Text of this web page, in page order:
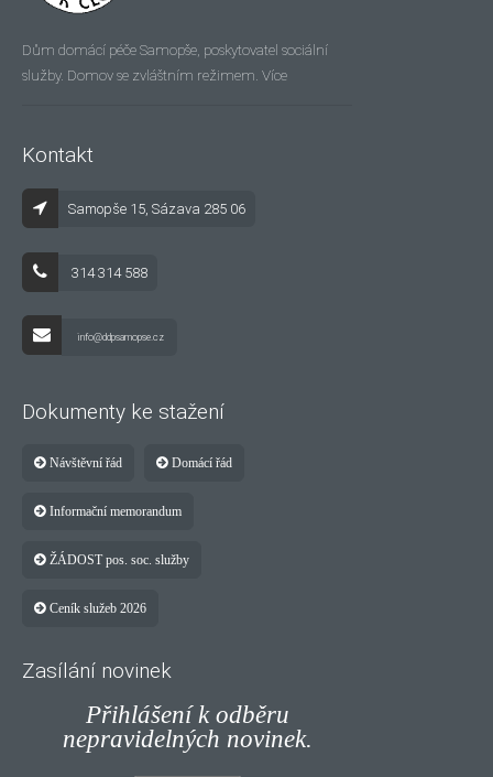
Dům domácí péče Samopše, poskytovatel sociální
služby. Domov se zvláštním režimem. Více
Kontakt
Samopše 15, Sázava 285 06
314 314 588
info@ddpsamopse.cz
Dokumenty ke stažení
Návštěvní řád Domácí řád
Informační memorandum
ŽÁDOST pos. soc. služby
Ceník služeb 2026
Zasílání novinek
Přihlášení k odběru
nepravidelných novinek.